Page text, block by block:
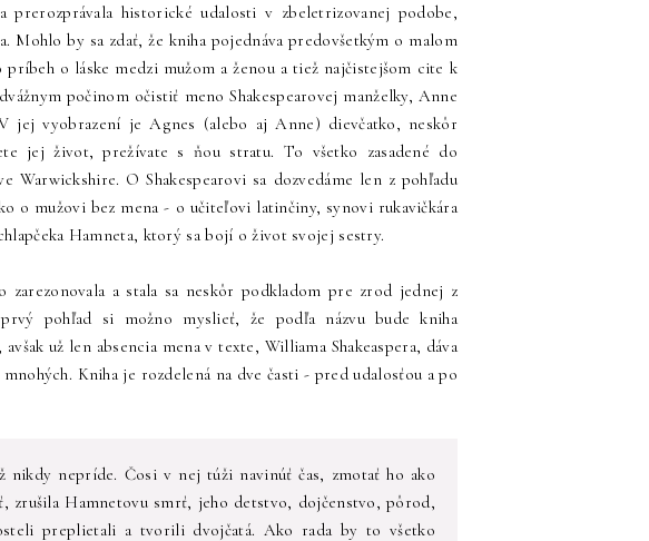
prerozprávala historické udalosti v zbeletrizovanej podobe,
Mohlo by sa zdať, že kniha pojednáva predovšetkým o malom
o láske medzi mužom a ženou a tiež najčistejšom cite k
počinom očistiť meno Shakespearovej manželky, Anne
jej vyobrazení je Agnes (alebo aj Anne) dievčatko, neskôr
jej život, prežívate s ňou stratu. To všetko zasadené do
Warwickshire. O Shakespearovi sa dozvedáme len z pohľadu
o mužovi bez mena - o učiteľovi latinčiny, synovi rukavičkára
Hamneta, ktorý sa bojí o život svojej sestry.
zarezonovala a stala sa neskôr podkladom pre zrod jednej z
pohľad si možno myslieť, že podľa názvu bude kniha
už len absencia mena v texte, Williama Shakeaspera, dáva
Kniha je rozdelená na dve časti - pred udalosťou a po
nikdy nepríde. Čosi v nej túži navinúť čas, zmotať ho ako
zrušila Hamnetovu smrť, jeho detstvo, dojčenstvo, pôrod,
preplietali a tvorili dvojčatá. Ako rada by to všetko